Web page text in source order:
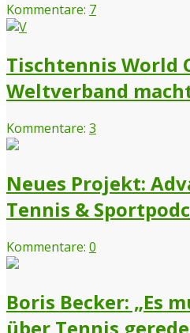
Kommentare: 7
Tischtennis World
Weltverband
Kommentare: 3
Neues Projekt:
Tennis &
Kommentare: 0
Boris Becker: „Es
über Tennis